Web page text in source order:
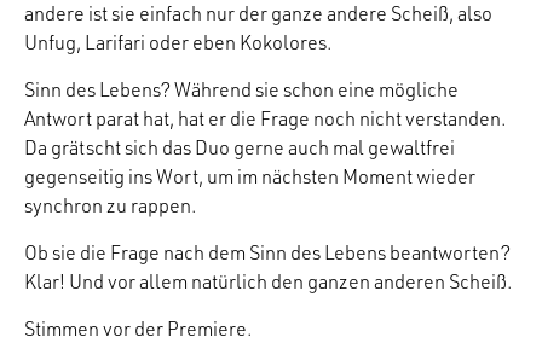
andere ist sie einfach nur der ganze andere Scheiß, also
Unfug, Larifari oder eben Kokolores.
Sinn des Lebens? Während sie schon eine mögliche
Antwort parat hat, hat er die Frage noch nicht verstanden.
Da grätscht sich das Duo gerne auch mal gewaltfrei
gegenseitig ins Wort, um im nächsten Moment wieder
synchron zu rappen.
Ob sie die Frage nach dem Sinn des Lebens beantworten?
Klar! Und vor allem natürlich den ganzen anderen Scheiß.
Stimmen vor der Premiere.